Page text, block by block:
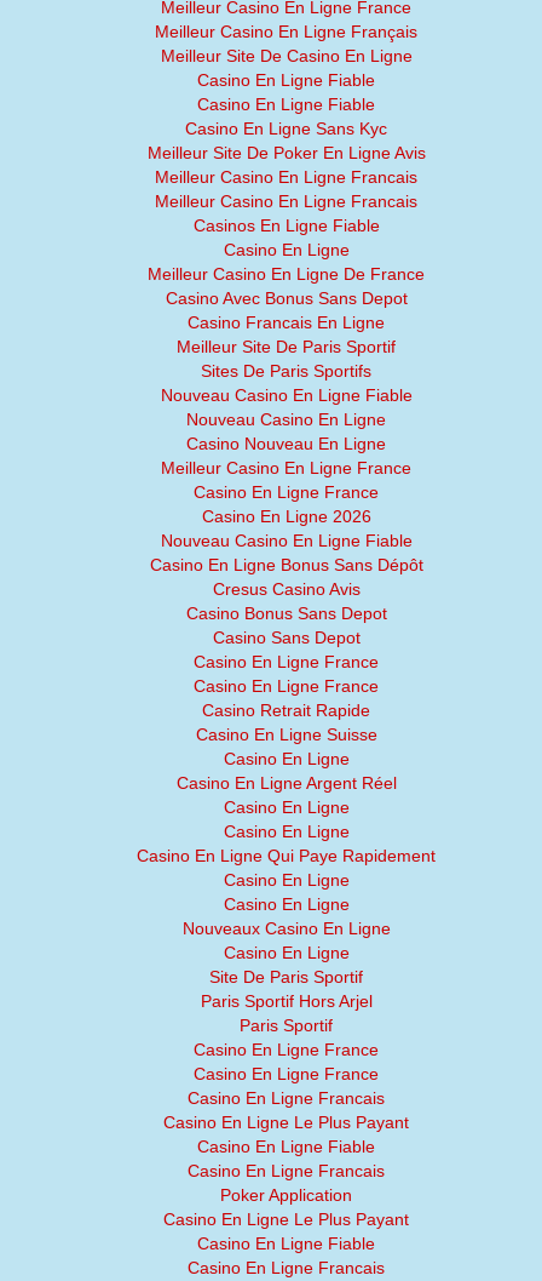
Meilleur Casino En Ligne France
Meilleur Casino En Ligne Français
Meilleur Site De Casino En Ligne
Casino En Ligne Fiable
Casino En Ligne Fiable
Casino En Ligne Sans Kyc
Meilleur Site De Poker En Ligne Avis
Meilleur Casino En Ligne Francais
Meilleur Casino En Ligne Francais
Casinos En Ligne Fiable
Casino En Ligne
Meilleur Casino En Ligne De France
Casino Avec Bonus Sans Depot
Casino Francais En Ligne
Meilleur Site De Paris Sportif
Sites De Paris Sportifs
Nouveau Casino En Ligne Fiable
Nouveau Casino En Ligne
Casino Nouveau En Ligne
Meilleur Casino En Ligne France
Casino En Ligne France
Casino En Ligne 2026
Nouveau Casino En Ligne Fiable
Casino En Ligne Bonus Sans Dépôt
Cresus Casino Avis
Casino Bonus Sans Depot
Casino Sans Depot
Casino En Ligne France
Casino En Ligne France
Casino Retrait Rapide
Casino En Ligne Suisse
Casino En Ligne
Casino En Ligne Argent Réel
Casino En Ligne
Casino En Ligne
Casino En Ligne Qui Paye Rapidement
Casino En Ligne
Casino En Ligne
Nouveaux Casino En Ligne
Casino En Ligne
Site De Paris Sportif
Paris Sportif Hors Arjel
Paris Sportif
Casino En Ligne France
Casino En Ligne France
Casino En Ligne Francais
Casino En Ligne Le Plus Payant
Casino En Ligne Fiable
Casino En Ligne Francais
Poker Application
Casino En Ligne Le Plus Payant
Casino En Ligne Fiable
Casino En Ligne Francais